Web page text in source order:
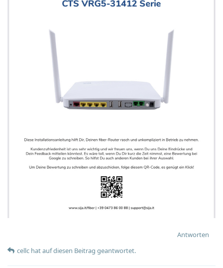
Antworten
cellc hatauf diesen Beitrag geantwortet.